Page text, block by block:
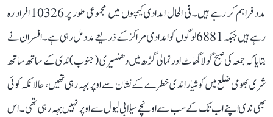
مدد فراہم کر رہے ہیں۔ فی الحال امدادی کیمپوں میں مجموعی طور پر 10326 افراد رہ
رہے ہیں جبکہ 6881 لوگوں کو امدادی مراکز کے ذریعے مدد مل رہی ہے۔ افسران نے
بتایا کہ جمعہ کی صبح گولا گھاٹ اور نمالی گڑھ میں دھنسیری (جنوب) ندی کے ساتھ ساتھ
شری بھومی ضلع میں کوشیارا ندی خطرے کے نشان سے اوپر بہہ رہی تھیں، حالانکہ کوئی
بھی ندی اپنے اب تک کے سب سے اونچے سیلابی لیول سے اوپر نہیں بہہ رہی تھی۔ اس